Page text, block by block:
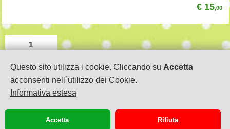
Questo sito utilizza i cookie. Cliccando su Accetta
acconsenti nell`utilizzo dei Cookie.
Informativa estesa
Accetta Rifiuta
€ 15,00
1
MERCANTI IN FIERA di ANTONELLA FLORIS
via Sacco e Vanzetti, 4
22100 COMO